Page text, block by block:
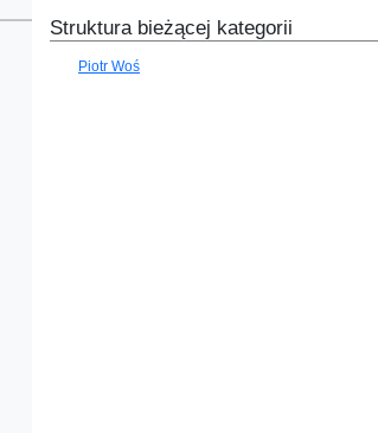
Struktura bieżącej kategorii
Piotr Woś